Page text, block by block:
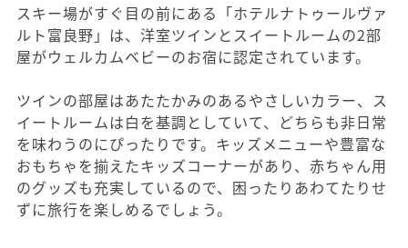
スキー場がすぐ目の前にある「ホテルナトゥールヴァ
ルト富良野」は、洋室ツインとスイートルームの2部
屋がウェルカムベビーのお宿に認定されています。
ツインの部屋はあたたかみのあるやさしいカラー、ス
イートルームは白を基調としていて、どちらも非日常
を味わうのにぴったりです。キッズメニューや豊富な
おもちゃを揃えたキッズコーナーがあり、赤ちゃん用
のグッズも充実しているので、困ったりあわてたりせ
ずに旅行を楽しめるでしょう。